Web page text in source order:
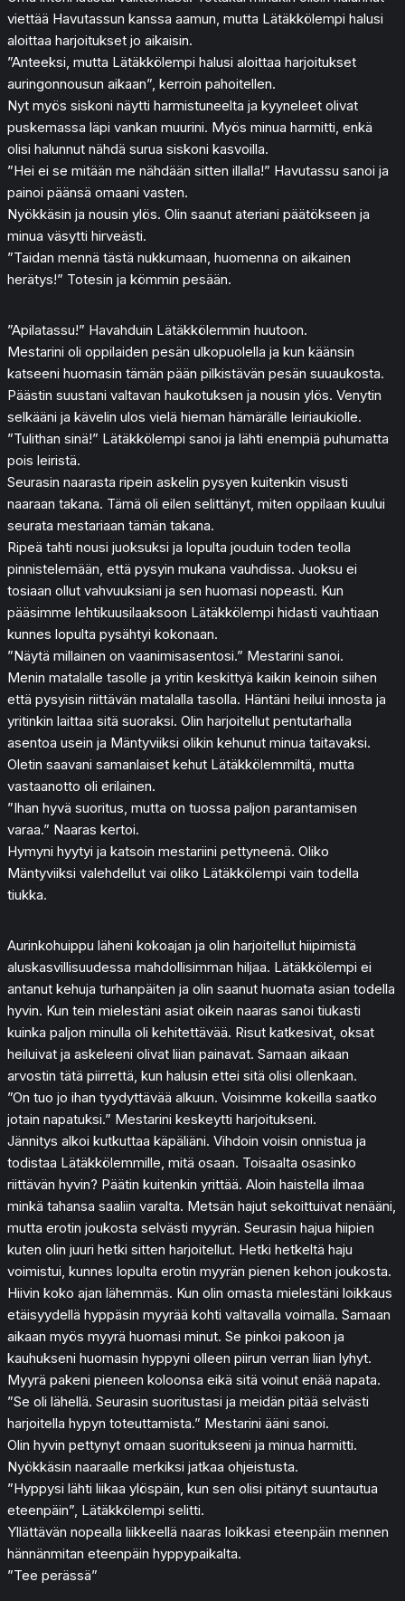
viettää Havutassun kanssa aamun, mutta Lätäkkölempi halusi
aloittaa harjoitukset jo aikaisin.
”Anteeksi, mutta Lätäkkölempi halusi aloittaa harjoitukset
auringonnousun aikaan”, kerroin pahoitellen.
Nyt myös siskoni näytti harmistuneelta ja kyyneleet olivat
puskemassa läpi vankan muurini. Myös minua harmitti, enkä
olisi halunnut nähdä surua siskoni kasvoilla.
”Hei ei se mitään me nähdään sitten illalla!” Havutassu sanoi ja
painoi päänsä omaani vasten.
Nyökkäsin ja nousin ylös. Olin saanut ateriani päätökseen ja
minua väsytti hirveästi.
”Taidan mennä tästä nukkumaan, huomenna on aikainen
herätys!” Totesin ja kömmin pesään.
”Apilatassu!” Havahduin Lätäkkölemmin huutoon.
Mestarini oli oppilaiden pesän ulkopuolella ja kun käänsin
katseeni huomasin tämän pään pilkistävän pesän suuaukosta.
Päästin suustani valtavan haukotuksen ja nousin ylös. Venytin
selkääni ja kävelin ulos vielä hieman hämärälle leiriaukiolle.
”Tulithan sinä!” Lätäkkölempi sanoi ja lähti enempiä puhumatta
pois leiristä.
Seurasin naarasta ripein askelin pysyen kuitenkin visusti
naaraan takana. Tämä oli eilen selittänyt, miten oppilaan kuului
seurata mestariaan tämän takana.
Ripeä tahti nousi juoksuksi ja lopulta jouduin toden teolla
pinnistelemään, että pysyin mukana vauhdissa. Juoksu ei
tosiaan ollut vahvuuksiani ja sen huomasi nopeasti. Kun
pääsimme lehtikuusilaaksoon Lätäkkölempi hidasti vauhtiaan
kunnes lopulta pysähtyi kokonaan.
”Näytä millainen on vaanimisasentosi.” Mestarini sanoi.
Menin matalalle tasolle ja yritin keskittyä kaikin keinoin siihen
että pysyisin riittävän matalalla tasolla. Häntäni heilui innosta ja
yritinkin laittaa sitä suoraksi. Olin harjoitellut pentutarhalla
asentoa usein ja Mäntyviiksi olikin kehunut minua taitavaksi.
Oletin saavani samanlaiset kehut Lätäkkölemmiltä, mutta
vastaanotto oli erilainen.
”Ihan hyvä suoritus, mutta on tuossa paljon parantamisen
varaa.” Naaras kertoi.
Hymyni hyytyi ja katsoin mestariini pettyneenä. Oliko
Mäntyviiksi valehdellut vai oliko Lätäkkölempi vain todella
tiukka.
Aurinkohuippu läheni kokoajan ja olin harjoitellut hiipimistä
aluskasvillisuudessa mahdollisimman hiljaa. Lätäkkölempi ei
antanut kehuja turhanpäiten ja olin saanut huomata asian todella
hyvin. Kun tein mielestäni asiat oikein naaras sanoi tiukasti
kuinka paljon minulla oli kehitettävää. Risut katkesivat, oksat
heiluivat ja askeleeni olivat liian painavat. Samaan aikaan
arvostin tätä piirrettä, kun halusin ettei sitä olisi ollenkaan.
”On tuo jo ihan tyydyttävää alkuun. Voisimme kokeilla saatko
jotain napatuksi.” Mestarini keskeytti harjoitukseni.
Jännitys alkoi kutkuttaa käpäliäni. Vihdoin voisin onnistua ja
todistaa Lätäkkölemmille, mitä osaan. Toisaalta osasinko
riittävän hyvin? Päätin kuitenkin yrittää. Aloin haistella ilmaa
minkä tahansa saaliin varalta. Metsän hajut sekoittuivat nenääni,
mutta erotin joukosta selvästi myyrän. Seurasin hajua hiipien
kuten olin juuri hetki sitten harjoitellut. Hetki hetkeltä haju
voimistui, kunnes lopulta erotin myyrän pienen kehon joukosta.
Hiivin koko ajan lähemmäs. Kun olin omasta mielestäni loikkaus
etäisyydellä hyppäsin myyrää kohti valtavalla voimalla. Samaan
aikaan myös myyrä huomasi minut. Se pinkoi pakoon ja
kauhukseni huomasin hyppyni olleen piirun verran liian lyhyt.
Myyrä pakeni pieneen koloonsa eikä sitä voinut enää napata.
”Se oli lähellä. Seurasin suoritustasi ja meidän pitää selvästi
harjoitella hypyn toteuttamista.” Mestarini ääni sanoi.
Olin hyvin pettynyt omaan suoritukseeni ja minua harmitti.
Nyökkäsin naaraalle merkiksi jatkaa ohjeistusta.
”Hyppysi lähti liikaa ylöspäin, kun sen olisi pitänyt suuntautua
eteenpäin”, Lätäkkölempi selitti.
Yllättävän nopealla liikkeellä naaras loikkasi eteenpäin mennen
hännänmitan eteenpäin hyppypaikalta.
”Tee perässä”